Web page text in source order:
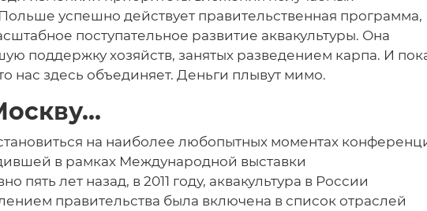
успешно действует правительственная программа,
поступательное развитие аквакультуры. Она
поддержку хозяйств, занятых разведением карпа. И
нас здесь объединяет. Деньги плывут мимо.
на наиболее любопытных моментах
в рамках Международной выставки
пять лет назад, в 2011 году, аквакультура в России
правительства была включена в список отраслей